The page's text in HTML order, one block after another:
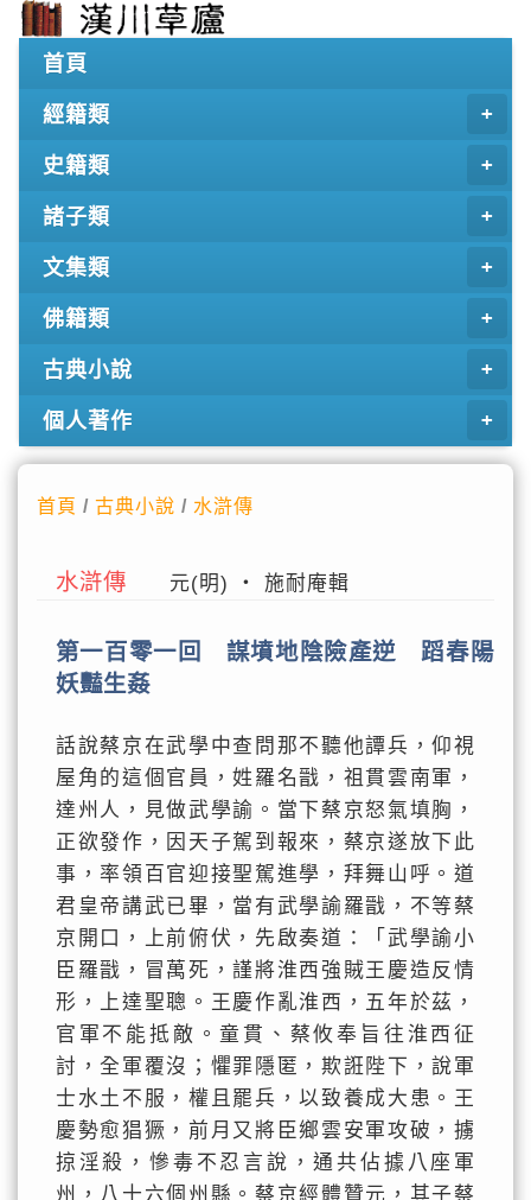
首頁
經籍類
史籍類
諸子類
文集類
佛籍類
古典小說
個人著作
首頁 /古典小說 / 水滸傳
水滸傳 元(明) ‧ 施耐庵輯
第一百零一回 謀墳地陰險產逆 蹈春陽
妖豔生姦
話說蔡京在武學中查問那不聽他譚兵，仰視
屋角的這個官員，姓羅名戩，祖貫雲南軍，
達州人，見做武學諭。當下蔡京怒氣填胸，
正欲發作，因天子駕到報來，蔡京遂放下此
事，率領百官迎接聖駕進學，拜舞山呼。道
君皇帝講武已畢，當有武學諭羅戩，不等蔡
京開口，上前俯伏，先啟奏道：「武學諭小
臣羅戩，冒萬死，謹將淮西強賊王慶造反情
形，上達聖聰。王慶作亂淮西，五年於茲，
官軍不能抵敵。童貫、蔡攸奉旨往淮西征
討，全軍覆沒；懼罪隱匿，欺誑陛下，說軍
士水土不服，權且罷兵，以致養成大患。王
慶勢愈猖獗，前月又將臣鄉雲安軍攻破，擄
掠淫殺，慘毒不忍言說，通共佔據八座軍
州，八十六個州縣。蔡京經體贊元，其子蔡